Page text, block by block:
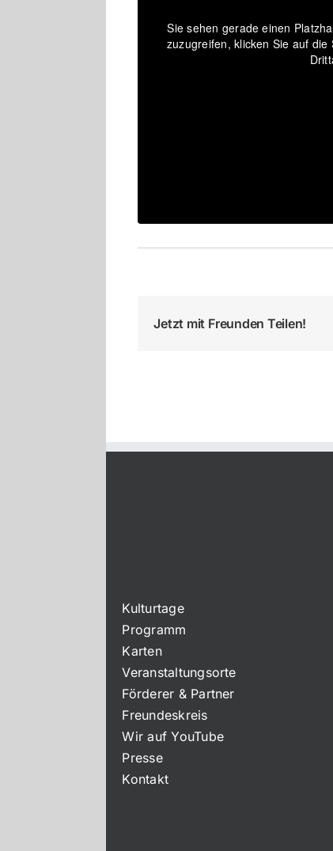
Sie sehen gerade einen
zuzugreifen, klicken Sie auf
Jetzt mit Freunden Teilen!
Kulturtage
Programm
Karten
Veranstaltungsorte
Förderer & Partner
Freundeskreis
Wir auf YouTube
Presse
Kontakt